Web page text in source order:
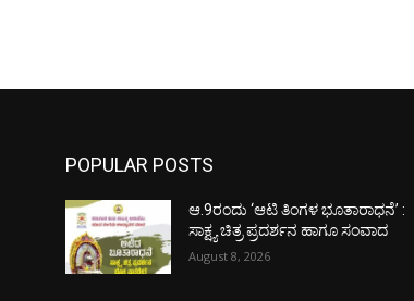
POPULAR POSTS
ಆ.9ರಂದು ‘ಆಟಿ ತಿಂಗಳ ಭೂತಾರಾಧನೆ’ :
ಸಾಕ್ಷ್ಯ ಚಿತ್ರ ಪ್ರದರ್ಶನ ಹಾಗೂ ಸಂವಾದ
August 8, 2026